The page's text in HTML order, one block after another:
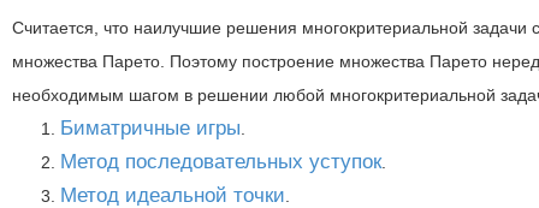
Считается, что наилучшие решения многокритериальной задачи
множества Парето. Поэтому построение множества Парето
необходимым шагом в решении любой многокритериальной
Биматричные игры
Метод последовательных уступок.
Метод идеальной точки